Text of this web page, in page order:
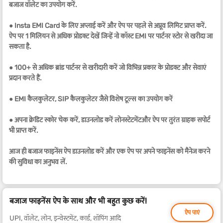
बजाज वॉलेट का उपयोग करें.
● Insta EMI Card के लिए अप्लाई करें और ऐप पर पहले से अप्रूव लिमिट प्राप्त करें.
ऐप पर 1 मिलियन से अधिक प्रोडक्ट देखें जिन्हें नो कॉस्ट EMI पर पार्टनर स्टोर से खरीदा जा
सकता है.
●100+ से अधिक ब्रांड पार्टनर से खरीदारी करें जो विभिन्न प्रकार के प्रोडक्ट और सेवाएं
प्रदान करते हैं.
● EMI कैलकुलेटर, SIP कैलकुलेटर जैसे विशेष टूल्स का उपयोग करें
●अपना क्रेडिट स्कोर चेक करें, डाउनलोड करें लोनस्टेटमेंटऔर ऐप पर तुरंत ग्राहक सपोर्ट
भी प्राप्त करें.
आज ही बजाज फाइनेंस ऐप डाउनलोड करें और एक ऐप पर अपने फाइनेंस को मैनेज करने
की सुविधा का अनुभव लें.
बजाज फाइनेंस ऐप के साथ और भी बहुत कुछ करें!
UPI, वॉलेट, लोन, इन्वेस्टमेंट, कार्ड, शॉपिंग आदि
ऐप पाएं